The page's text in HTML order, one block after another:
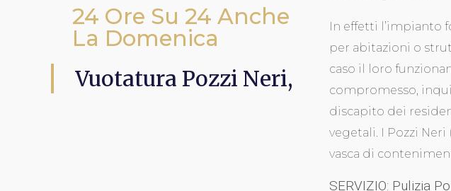
24 Ore Su 24 Anche
La Domenica
Vuotatura Pozzi Neri,
In effetti l’impianto
per abitazioni o
caso il loro
compromesso,
discapito dei
vegetali. I Pozzi
vasca di
SERVIZIO: Pulizia